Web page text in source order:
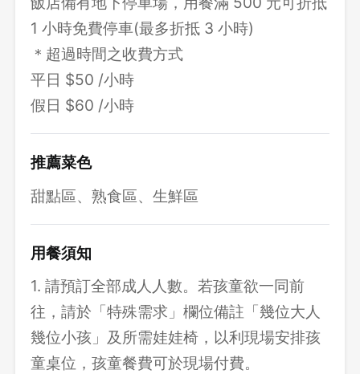
1 小時免費停車(最多折抵 3 小時)
＊超過時間之收費方式
平日 $50 /小時
假日 $60 /小時
推薦菜色
甜點區、熟食區、生鮮區
用餐須知
1. 請預訂全部成人人數。若孩童欲一同前
往，請於「特殊需求」欄位備註「幾位大人
幾位小孩」及所需娃娃椅，以利現場安排孩
童桌位，孩童餐費可於現場付費。